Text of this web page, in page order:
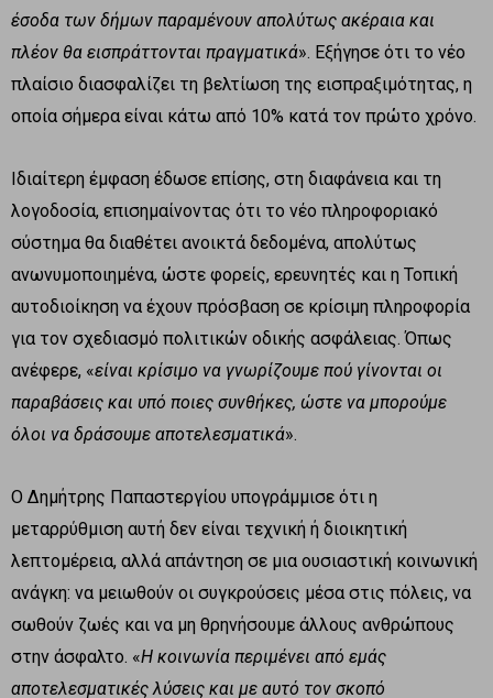
έσοδα των δήμων παραμένουν απολύτως ακέραια και
πλέον θα εισπράττονται πραγματικά». Εξήγησε ότι το νέο
πλαίσιο διασφαλίζει τη βελτίωση της εισπραξιμότητας, η
οποία σήμερα είναι κάτω από 10% κατά τον πρώτο χρόνο.
Ιδιαίτερη έμφαση έδωσε επίσης, στη διαφάνεια και τη
λογοδοσία, επισημαίνοντας ότι το νέο πληροφοριακό
σύστημα θα διαθέτει ανοικτά δεδομένα, απολύτως
ανωνυμοποιημένα, ώστε φορείς, ερευνητές και η Τοπική
αυτοδιοίκηση να έχουν πρόσβαση σε κρίσιμη πληροφορία
για τον σχεδιασμό πολιτικών οδικής ασφάλειας. Όπως
ανέφερε, «είναι κρίσιμο να γνωρίζουμε πού γίνονται οι
παραβάσεις και υπό ποιες συνθήκες, ώστε να μπορούμε
όλοι να δράσουμε αποτελεσματικά».
Ο Δημήτρης Παπαστεργίου υπογράμμισε ότι η
μεταρρύθμιση αυτή δεν είναι τεχνική ή διοικητική
λεπτομέρεια, αλλά απάντηση σε μια ουσιαστική κοινωνική
ανάγκη: να μειωθούν οι συγκρούσεις μέσα στις πόλεις, να
σωθούν ζωές και να μη θρηνήσουμε άλλους ανθρώπους
στην άσφαλτο. «Η κοινωνία περιμένει από εμάς
αποτελεσματικές λύσεις και με αυτό τον σκοπό